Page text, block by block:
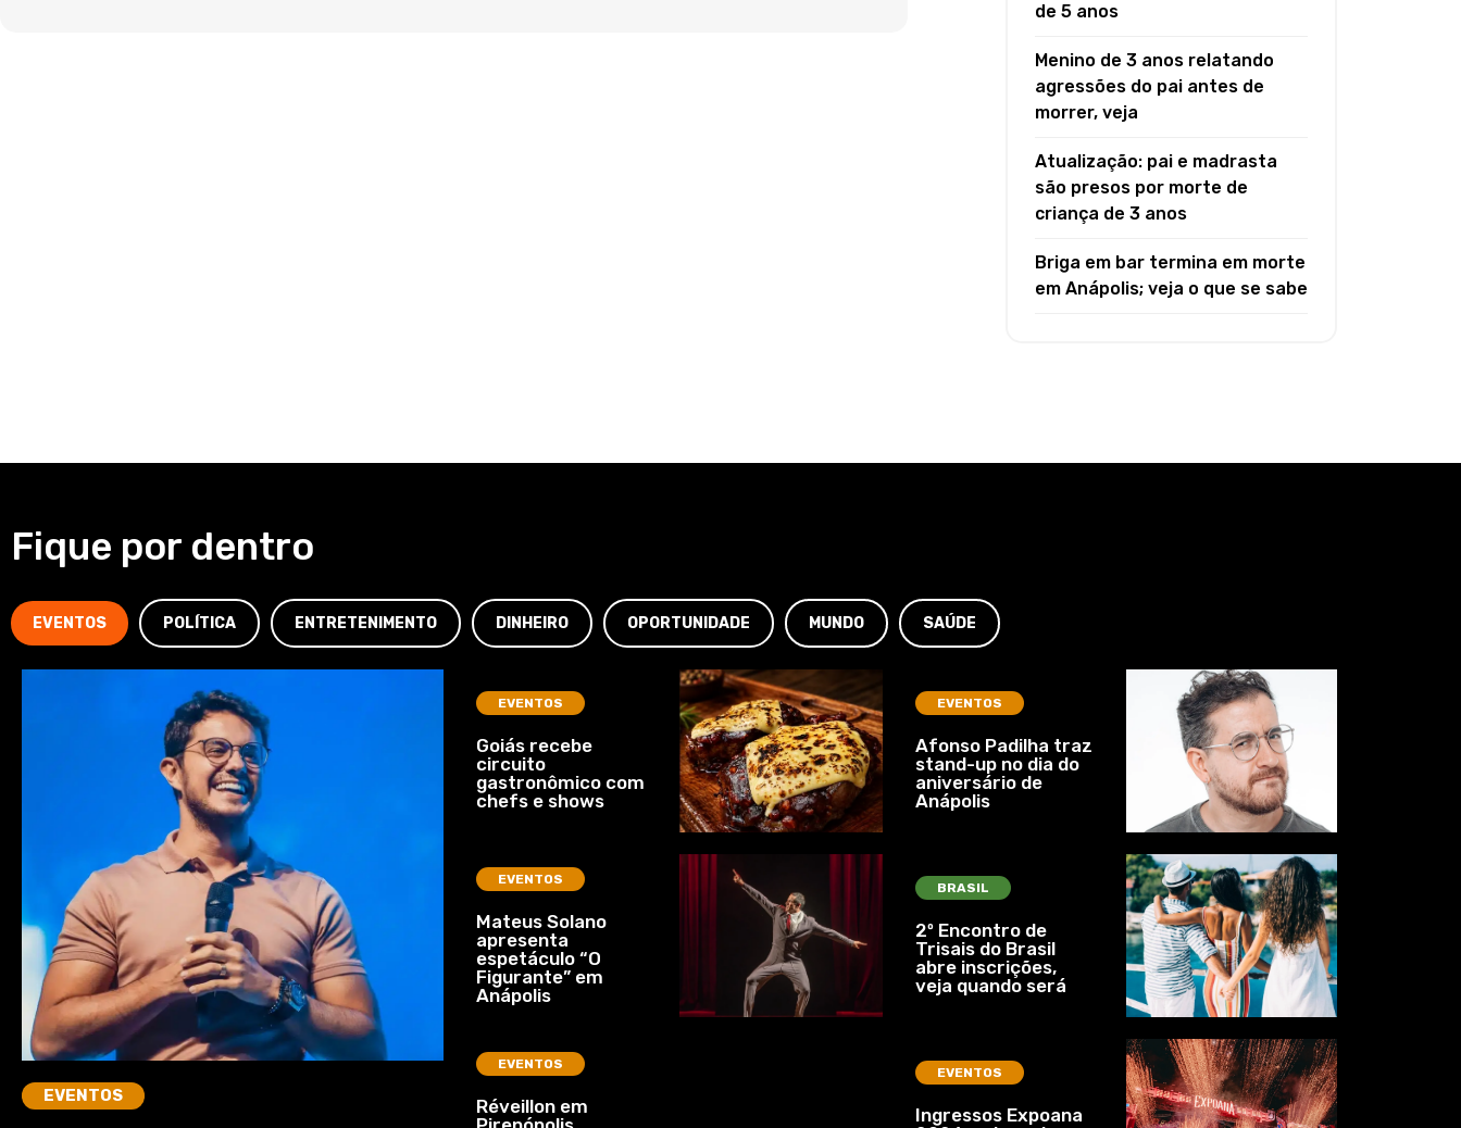
de 5 anos
Menino de 3 anos relatando
agressões do pai antes de
morrer, veja
Atualização: pai e madrasta
são presos por morte de
criança de 3 anos
Briga em bar termina em morte
em Anápolis; veja o que se sabe
Fique por dentro
EVENTOS POLÍTICA ENTRETENIMENTO DINHEIRO OPORTUNIDADE MUNDO SAÚDE
EVENTOS
EVENTOS
Goiás recebe
circuito
gastronômico com
chefs e shows
EVENTOS
Mateus Solano
apresenta
espetáculo “O
Figurante” em
Anápolis
EVENTOS
Réveillon em
EVENTOS
Afonso Padilha traz
stand-up no dia do
aniversário de
Anápolis
BRASIL
2º Encontro de
Trisais do Brasil
abre inscrições,
veja quando será
EVENTOS
Ingressos Expoana